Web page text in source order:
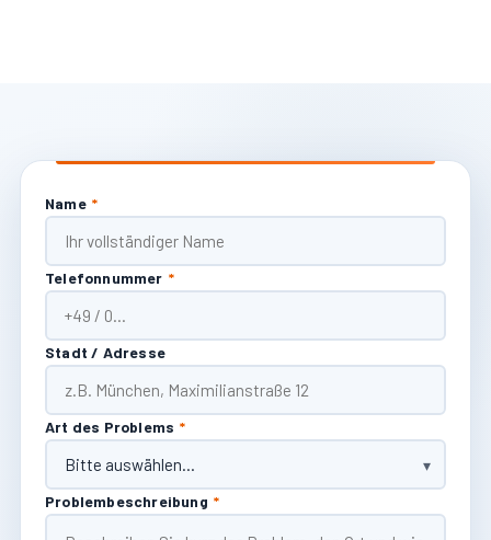
Name *
Telefonnummer *
Stadt / Adresse
Art des Problems *
Problembeschreibung *